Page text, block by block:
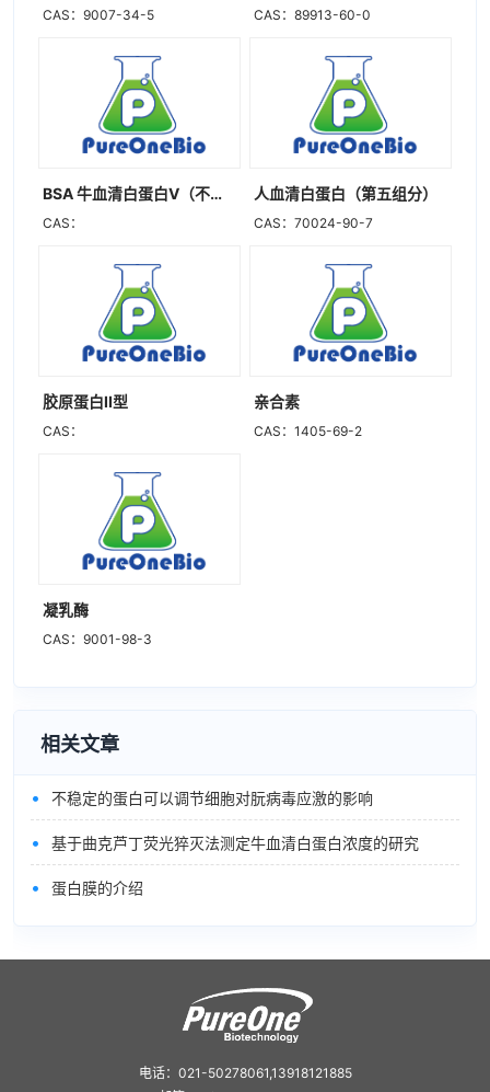
CAS：9007-34-5 CAS：89913-60-0
BSA 牛血清白蛋白Ⅴ（不含脂肪酸）
CAS：
人血清白蛋白（第五组分）
CAS：70024-90-7
胶原蛋白II型
CAS：
亲合素
CAS：1405-69-2
凝乳酶
CAS：9001-98-3
相关文章
• 不稳定的蛋白可以调节细胞对朊病毒应激的影响
• 基于曲克芦丁荧光猝灭法测定牛血清白蛋白浓度的研究
• 蛋白膜的介绍
电话：021-50278061,13918121885